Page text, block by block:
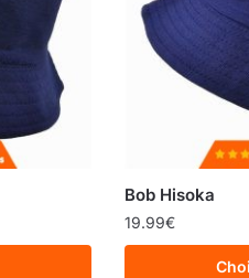
Bob Hisoka
19.99€